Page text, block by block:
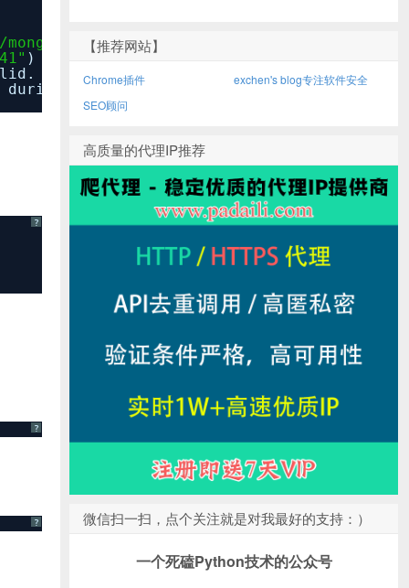
, net: { bindIp:
) failed: Name
during startup.
?
?
?
【推荐网站】
Chrome插件
exchen's blog专注软件安全
SEO顾问
高质量的代理IP推荐
微信扫一扫，点个关注就是对我最好的支持：）
一个死磕Python技术的公众号